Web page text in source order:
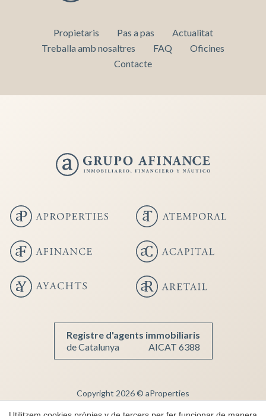
Propietaris Pas a pas
Actualitat
Treballa amb nosaltres
FAQ
Oficines
Contacte
Registre d'agents immobiliaris
de Catalunya
AICAT 6388
Copyright 2026 © aProperties
Immobiliària de Luxe